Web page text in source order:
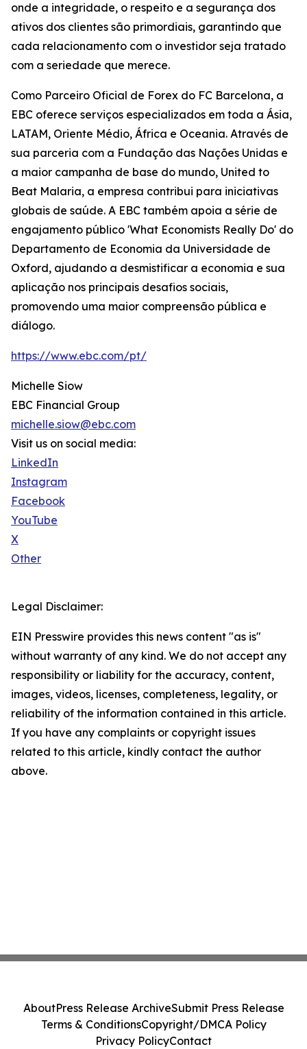
onde a integridade, o respeito e a segurança dos
ativos dos clientes são primordiais, garantindo que
cada relacionamento com o investidor seja tratado
com a seriedade que merece.
Como Parceiro Oficial de Forex do FC Barcelona, a
EBC oferece serviços especializados em toda a Ásia,
LATAM, Oriente Médio, África e Oceania. Através de
sua parceria com a Fundação das Nações Unidas e
a maior campanha de base do mundo, United to
Beat Malaria, a empresa contribui para iniciativas
globais de saúde. A EBC também apoia a série de
engajamento público 'What Economists Really Do' do
Departamento de Economia da Universidade de
Oxford, ajudando a desmistificar a economia e sua
aplicação nos principais desafios sociais,
promovendo uma maior compreensão pública e
diálogo.
https://www.ebc.com/pt/
Michelle Siow
EBC Financial Group
michelle.siow@ebc.com
Visit us on social media:
LinkedIn
Instagram
Facebook
YouTube
X
Other
Legal Disclaimer:
EIN Presswire provides this news content "as is"
without warranty of any kind. We do not accept any
responsibility or liability for the accuracy, content,
images, videos, licenses, completeness, legality, or
reliability of the information contained in this article.
If you have any complaints or copyright issues
related to this article, kindly contact the author
above.
AboutPress Release ArchiveSubmit Press Release
Terms & ConditionsCopyright/DMCA Policy
Privacy PolicyContact